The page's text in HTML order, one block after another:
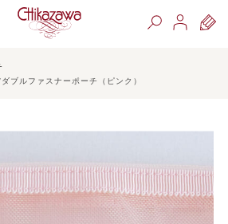
ブルファスナーポーチ（ピンク）